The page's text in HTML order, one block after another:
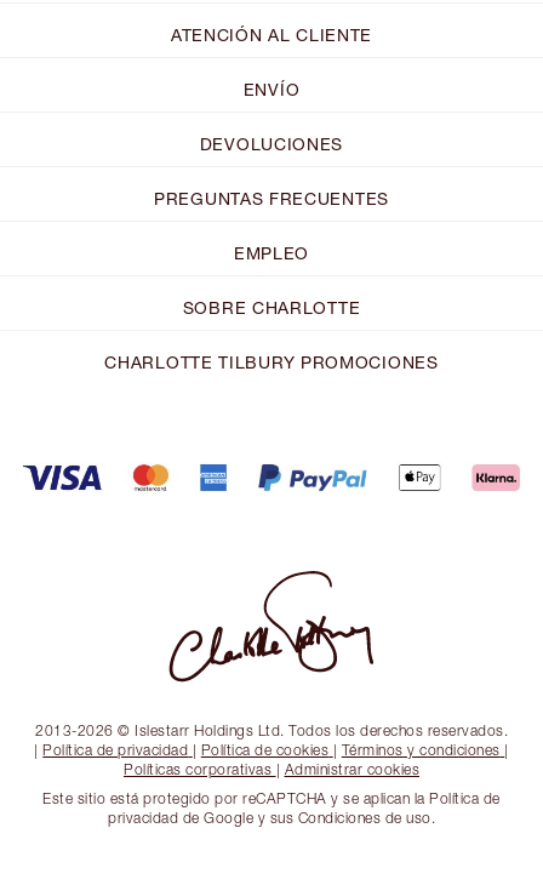
ATENCIÓN AL CLIENTE
ENVÍO
DEVOLUCIONES
PREGUNTAS FRECUENTES
EMPLEO
SOBRE CHARLOTTE
CHARLOTTE TILBURY PROMOCIONES
2013-2026 © Islestarr Holdings Ltd. Todos los derechos reservados.
| Política de privacidad | Política de cookies | Términos y condiciones |
Políticas corporativas | Administrar cookies
Este sitio está protegido por reCAPTCHA y se aplican la Política de
privacidad de Google y sus Condiciones de uso.